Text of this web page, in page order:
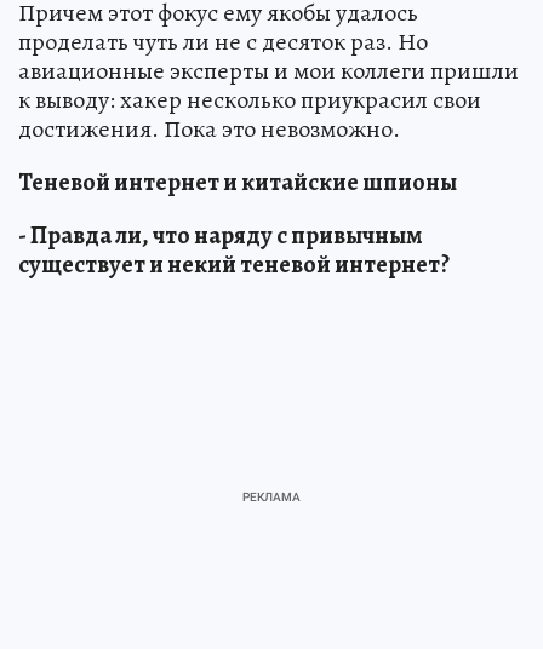
Причем этот фокус ему якобы удалось
проделать чуть ли не с десяток раз. Но
авиационные эксперты и мои коллеги пришли
к выводу: хакер несколько приукрасил свои
достижения. Пока это невозможно.
Теневой интернет и китайские шпионы
- Правда ли, что наряду с привычным
существует и некий теневой интернет?